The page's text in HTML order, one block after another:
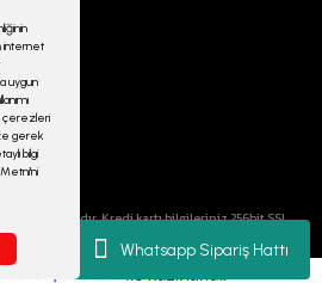
internet
uygun
çerezleri
gerek
bilgi
Whatsapp Sipariş Hattı
Hakkı Saklıdır. Kredi kartı bilgileriniz 256bit SSL
ile korunmaktadır.